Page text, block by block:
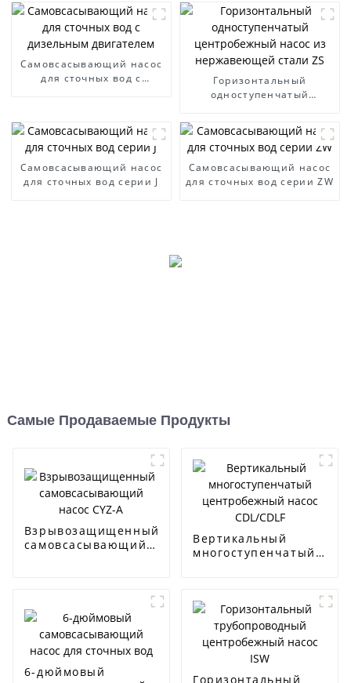
Самовсасывающий насос
для сточных вод с
Горизонтальный
одноступенчатый
Самовсасывающий насос
для сточных вод серии J
Самовсасывающий насос
для сточных вод серии ZW
Самые Продаваемые Продукты
Взрывозащищенный
самовсасывающий
Вертикальный
многоступенчатый
6-дюймовый
Горизонтальный